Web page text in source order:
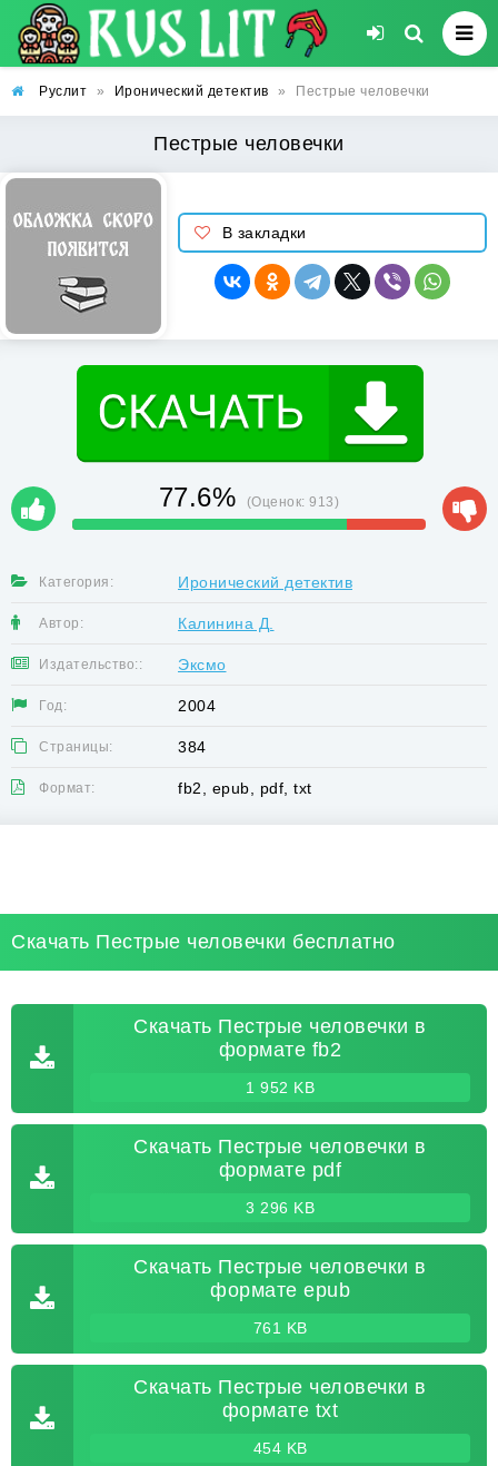
Руслит » Иронический детектив » Пестрые человечки
Пестрые человечки
В закладки
77.6% (Оценок:913)
Категория: Иронический детектив
Автор: Калинина Д.
Издательство:: Эксмо
Год: 2004
Страницы: 384
Формат: fb2, epub, pdf, txt
Скачать Пестрые человечки бесплатно
Скачать Пестрые человечки в
формате fb2
1 952 KB
Скачать Пестрые человечки в
формате pdf
3 296 KB
Скачать Пестрые человечки в
формате epub
761 KB
Скачать Пестрые человечки в
формате txt
454 KB